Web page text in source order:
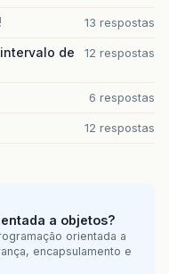
13 respostas
de
12 respostas
6 respostas
12 respostas
a objetos?
orientada a
encapsulamento e